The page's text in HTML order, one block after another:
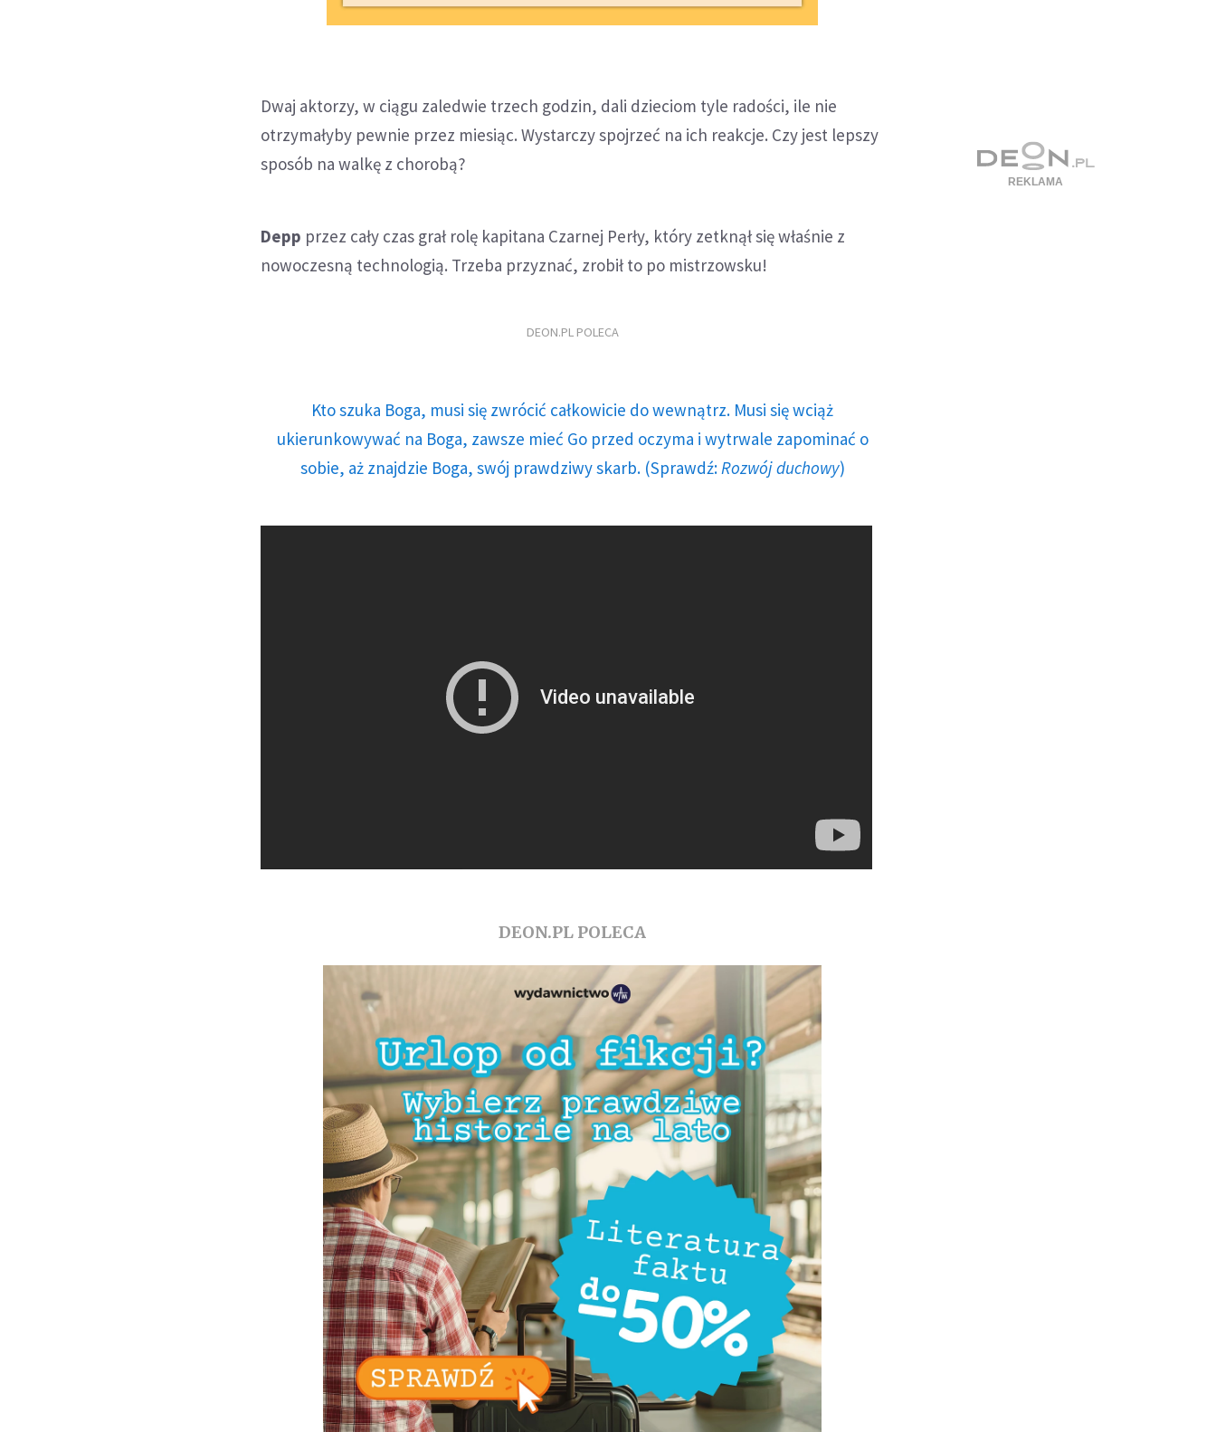
Dwaj aktorzy, w ciągu zaledwie trzech godzin, dali dzieciom tyle radości, ile nie
otrzymałyby pewnie przez miesiąc. Wystarczy spojrzeć na ich reakcje. Czy jest lepszy
sposób na walkę z chorobą?
Depp przez cały czas grał rolę kapitana Czarnej Perły, który zetknął się właśnie z
nowoczesną technologią. Trzeba przyznać, zrobił to po mistrzowsku!
DEON.PL POLECA
Kto szuka Boga, musi się zwrócić całkowicie do wewnątrz. Musi się wciąż
ukierunkowywać na Boga, zawsze mieć Go przed oczyma i wytrwale zapominać o
sobie, aż znajdzie Boga, swój prawdziwy skarb. (Sprawdź: Rozwój duchowy)
DEON.PL POLECA